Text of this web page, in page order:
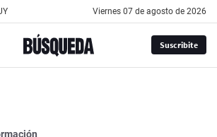
viernes 07 de agosto de 2026
Suscribite